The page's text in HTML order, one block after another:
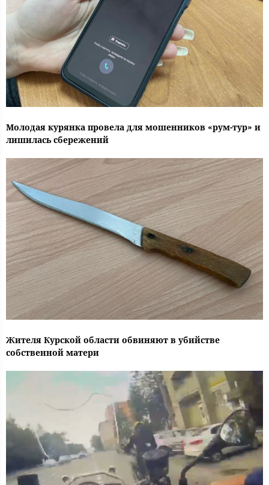
Молодая курянка провела для мошенников «рум-тур» и
лишилась сбережений
Жителя Курской области обвиняют в убийстве
собственной матери